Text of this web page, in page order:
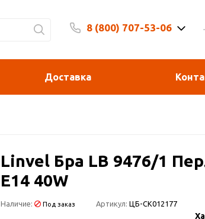
8 (800) 707-53-06
Доставка
Linvel Бра LB 9476/1
Е14 40W
Наличие: Под заказ Артикул: ЦБ-СК012177